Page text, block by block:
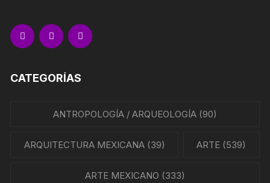
CATEGORÍAS
ANTROPOLOGÍA / ARQUEOLOGÍA(90)
ARQUITECTURA MEXICANA(39) ARTE (539)
ARTE MEXICANO (333)